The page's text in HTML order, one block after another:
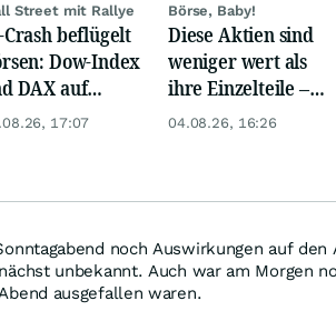
Street mit Rallye
Crash beflügelt
Dow-Index
DAX auf
Gold zieht
17:07
Börse, Baby!
Diese Aktien sind
weniger wert als
ihre Einzelteile –
Chance oder Falle?
04.08.26, 16:26
noch Auswirkungen auf den
unbekannt. Auch war am Morgen
ausgefallen waren.